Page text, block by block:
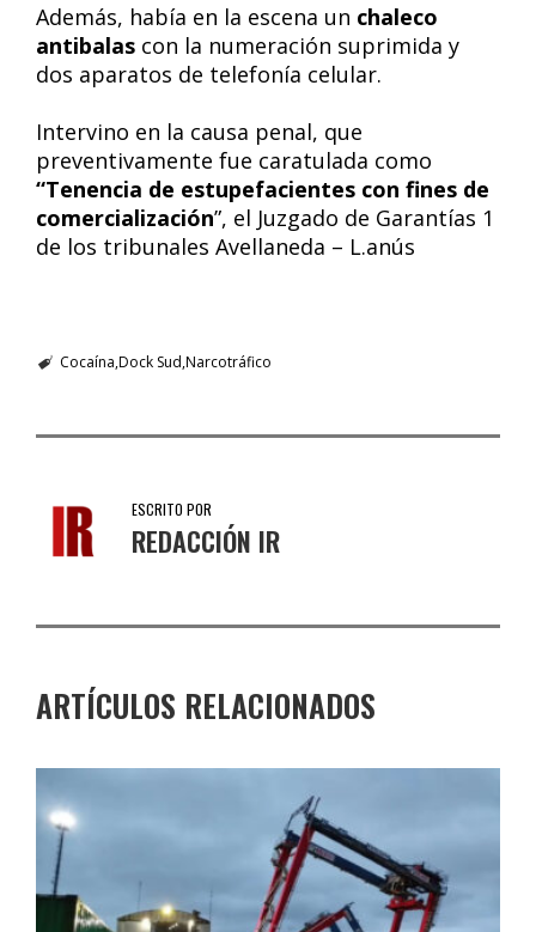
Además, había en la escena un chaleco
antibalas con la numeración suprimida y
dos aparatos de telefonía celular.
Intervino en la causa penal, que
preventivamente fue caratulada como
“Tenencia de estupefacientes con fines de
comercialización”, el Juzgado de Garantías 1
de los tribunales Avellaneda – L.anús
Cocaína Dock Sud Narcotráfico
ESCRITO POR
REDACCIÓN IR
ARTÍCULOS RELACIONADOS